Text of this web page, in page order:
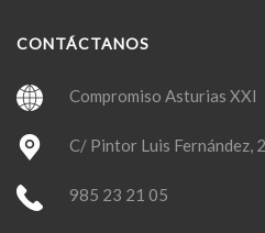
CONTÁCTANOS
Compromiso Asturias XXI
C/ Pintor Luis Fernández,
985 23 21 05